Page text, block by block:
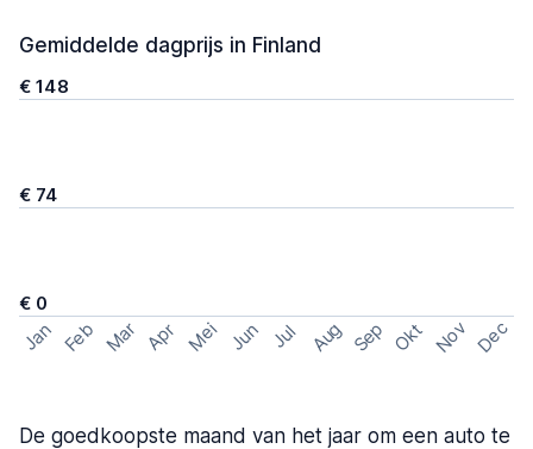
Gemiddelde dagprijs in Finland
€ 148
€ 74
€ 0
Jan Feb Mar Apr Mei Jun Jul Aug Sep Okt Nov Dec
De goedkoopste maand van het jaar om een auto te